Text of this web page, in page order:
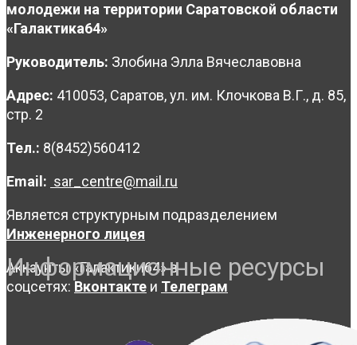
молодежи на территории Саратовской области
«Галактика64»
Руководитель: Злобина Элла Вячеславовна
Адрес: 410053, Саратов, ул. им. Клочкова В.Г., д. 85,
стр. 2
Тел.: 8(8452)560412
Email: sar_centre@mail.ru
Является структурным подразделением
Инженерного лицея
Аккаунты «Галактики64» в
соцсетях: Вконтакте и Телеграм
Информационные ресурсы